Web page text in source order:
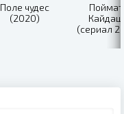
Поле чудес
(2020)
(сериал